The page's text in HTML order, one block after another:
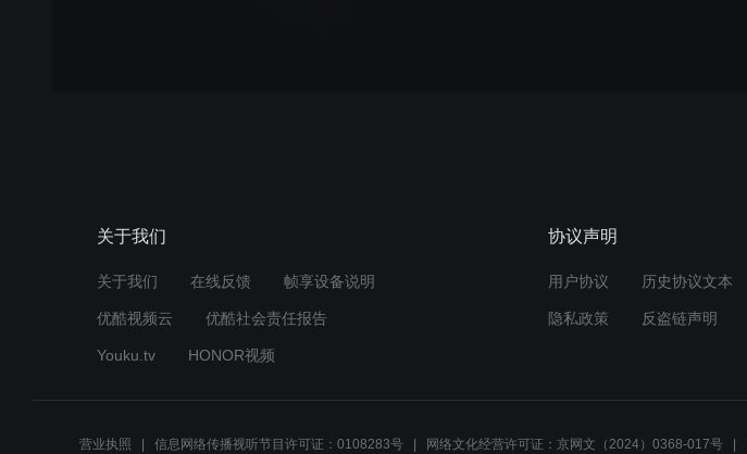
关于我们
关于我们 在线反馈 帧享设备说明
优酷视频云 优酷社会责任报告
Youku.tv HONOR视频
协议声明
用户协议 历史协议文本
隐私政策 反盗链声明
营业执照 信息网络传播视听节目许可证：0108283号 网络文化经营许可证：京网文（2024）0368-017号